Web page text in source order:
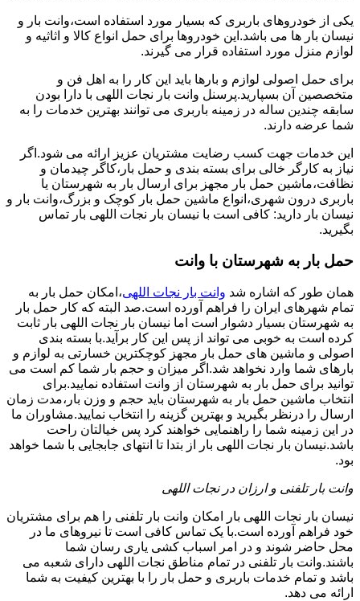
یکی از خودروهای باربری که بسیار مورد استفاده است،وانت بار و
نیسان بار ها می باشد.این خودروها برای حمل انواع کالا و اثاثیه و
لوازم منزل مورد استفاده قرار می گیرند.
برای حمل اصولی لوازم و بارها باید این کار را به اهل فن و
متخصصین آن بسپارید.پرسنل وانت بار نجات اللهی با دارا بودن
سابقه چندین ساله در زمینه باربری می توانند بهترین خدمات را به
شما عرضه دارند.
این خدمات جهت کسب رضایت مشتریان عزیز ارائه می شود.اگر
نیاز به کارگر خالی برای بسته بندی و حمل بار،کاگر چیدمان و
نظافت،ماشین حمل بار مجهز برای ارسال بار به شهرستان یا
باربری درون شهری،انواع ماشین حمل بار کوچک و بزرگ،وانت بار و
نیسان بار دارید: کافی است با نیسان بار نجات اللهی بار تماس
بگیرید.
حمل بار به شهرستان با وانت
همان طور که اشاره شد وانت بار نجات اللهی،امکان حمل بار به
تمام شهرهای ایران را فراهم آورده است.صد البته که کار حمل بار
به شهرستان بسیار دشوار است اما نیسان بار نجات اللهی بار ثابت
کرده است به خوبی می تواند از پس این کار برآید.با بسته بندی
اصولی و ماشین های حمل بار مجهز کوچکترین خسارتی به لوازم و
بارهای شما وارد نخواهد شد.اگر میزان و حجم بار شما کم است می
توانید برای حمل بار به شهرستان از وانت استفاده نمایید.برای
انتخاب ماشین حمل بار به شهرستان باید حجم و وزن بار،مدت زمان
ارسال را درنظر بگیرید و بهترین گزینه را انتخاب نمایید.مشاوران ما
در این زمینه شما را راهنمایی خواهند کرد پس خیالتان راحت
باشد.نیسان بار نجات اللهی بار از بتدا تا انتهای جابجایی با شما خواهد
بود.
وانت بار تلفنی و ارزان در نجات اللهی
نیسان بار نجات اللهی بار امکان وانت بار تلفنی را هم برای مشتریان
خود فراهم آورده است.با یک تماس کافی است تا نیروهای ما در
محل حاضر شوند و در امر اسباب کشی یاری رسان شما
باشند.وانت بار تلفنی در تمام مناطق نجات اللهی دارای شعبه می
باشد و تمام خدمات باربری و حمل بار را با بهترین کیفیت به شما
ارائه می دهد.